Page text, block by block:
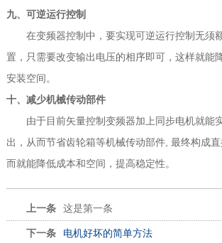
九、可逆运行控制
在变频器控制中，要实现可逆运行控制无须
置，只需要改变输出电压的相序即可，这样就能
安装空间。
十、减少机械传动部件
由于目前矢量控制变频器加上同步电机就能
出，从而节省齿轮箱等机械传动部件, 最终构成
而就能降低成本和空间，提高稳定性。
上一条 这是第一条
下一条 电机好坏的简单方法